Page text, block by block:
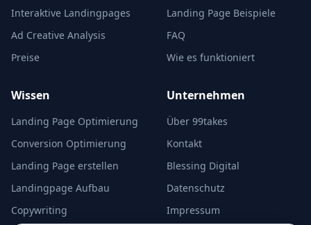
Interaktive Landingpages
Ad Creative Analysis
Preise
Landing Page Beispiele
FAQ
Wie es funktioniert
Wissen
Landing Page Optimierung
Conversion Optimierung
Landing Page erstellen
Landingpage Aufbau
Copywriting
Unternehmen
Über 99takes
Kontakt
Blessing Digital
Datenschutz
Impressum